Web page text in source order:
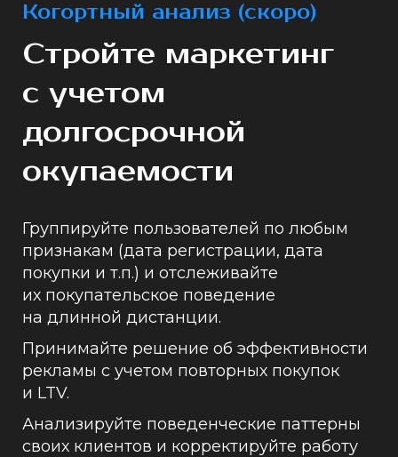
Когортный анализ (скоро)
Стройте маркетинг
с учетом
долгосрочной
окупаемости
Группируйте пользователей по любым
признакам (дата регистрации, дата
покупки и т.п.) и отслеживайте
их покупательское поведение
на длинной дистанции.
Принимайте решение об эффективности
рекламы с учетом повторных покупок
и LTV.
Анализируйте поведенческие паттерны
своих клиентов и корректируйте работу